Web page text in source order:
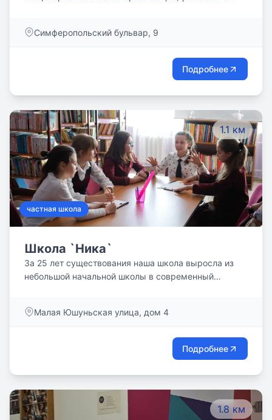
Симферопольский бульвар, 9
Подробнее
1.1 км
частная школа
Школа `Ника`
За 25 лет существования наша школа выросла из
небольшой начальной школы в современный
задавать вопросы, находить ответы, анализировать,
видеть перспективы своего развития, не бояться
высказывать собственное мнение — это качества
Малая Юшуньская улица, дом 4
Подробнее
1.8 км